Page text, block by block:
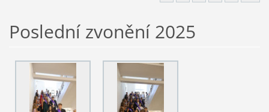
Poslední zvonění 2025